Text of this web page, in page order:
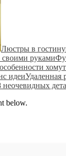
Люстры в
Удаленная
below.